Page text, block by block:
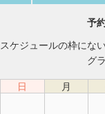
予
スケジュールの枠にな
グ
日 月